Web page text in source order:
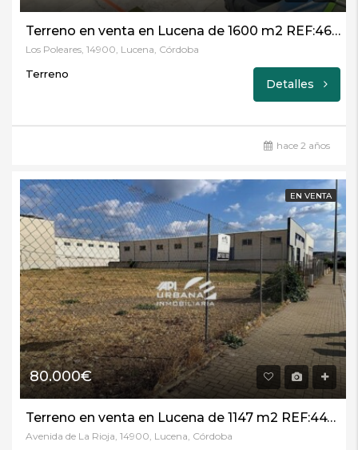
Terreno en venta en Lucena de 1600 m2 REF:4678
Los Poleares, 14900, Lucena, Córdoba
Terreno
Detalles
hace 2 años
EN VENTA
80.000€
Terreno en venta en Lucena de 1147 m2 REF:4475
Avenida de La Rioja, 14900, Lucena, Córdoba